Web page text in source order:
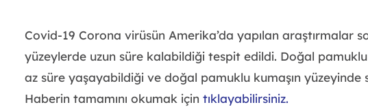
Covid-19 Corona virüsün Amerika’da yapılan araştırmalar
yüzeylerde uzun süre kalabildiği tespit edildi. Doğal
az süre yaşayabildiği ve doğal pamuklu kumaşın yüzeyinde
Haberin tamamını okumak için tıklayabilirsiniz.